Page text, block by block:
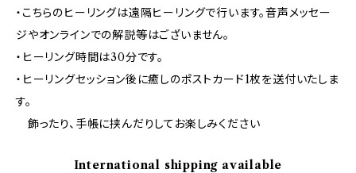
・こちらのヒーリングは遠隔ヒーリングで行います。音声メッセー
ジやオンラインでの解説等はございません。
・ヒーリング時間は30分です。
・ヒーリングセッション後に癒しのポストカード1枚を送付いたしま
す。
飾ったり、手帳に挟んだりしてお楽しみください
International shipping available